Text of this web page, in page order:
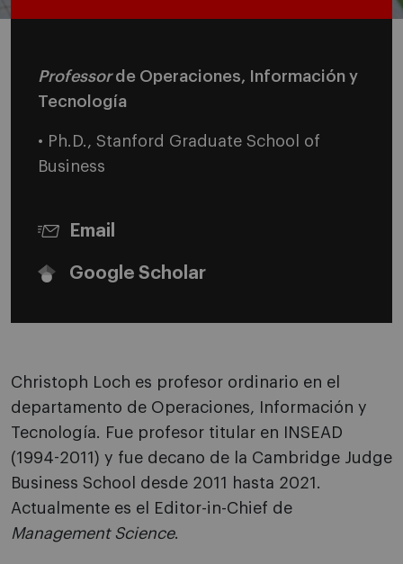
Professorde Operaciones, Información y
Tecnología
• Ph.D., Stanford Graduate School of
Business
Email
Google Scholar
Christoph Loch es profesor ordinario en el
departamento de Operaciones, Información y
Tecnología. Fue profesor titular en INSEAD
(1994-2011) y fue decano de la Cambridge Judge
Business School desde 2011 hasta 2021.
Actualmente es el Editor-in-Chief de
Management Science.